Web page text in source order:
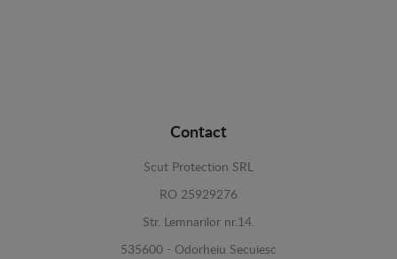
Contact
Scut Protection SRL
RO 25929276
Str. Lemnarilor nr.14.
535600 - Odorheiu Secuiesc